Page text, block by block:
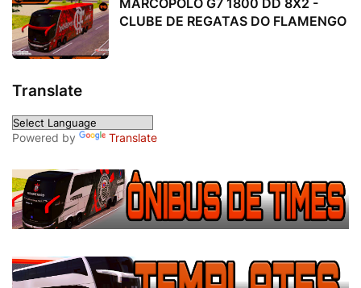
CLUBE DE REGATAS DO FLAMENGO
Translate
Powered by Translate